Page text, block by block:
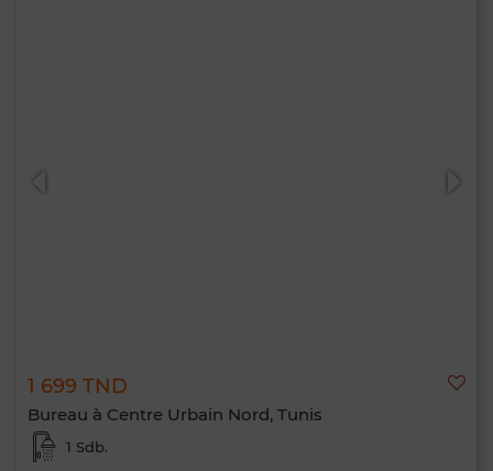
1 699 TND
Bureau à Centre Urbain Nord, Tunis
1 Sdb.